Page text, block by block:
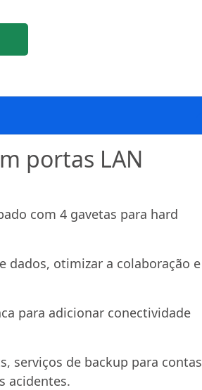
portas LAN
com 4 gavetas para hard
dados, otimizar a colaboração e
para adicionar conectividade
serviços de backup para contas
acidentes.